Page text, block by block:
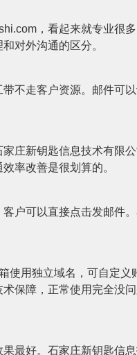
，看起来就专业很
对外沟通的区分。
不走客户资源。邮件可
庄新钥匙信息技术有限
率改善是很划算的。
户可以直接点击发邮件
使用独立域名，可自定
保障，正常使用完全没
最好。石家庄新钥匙信